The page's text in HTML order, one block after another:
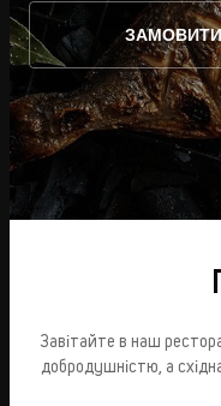
ЗАМОВИТИ
Завітайте в наш
добродушністю, а